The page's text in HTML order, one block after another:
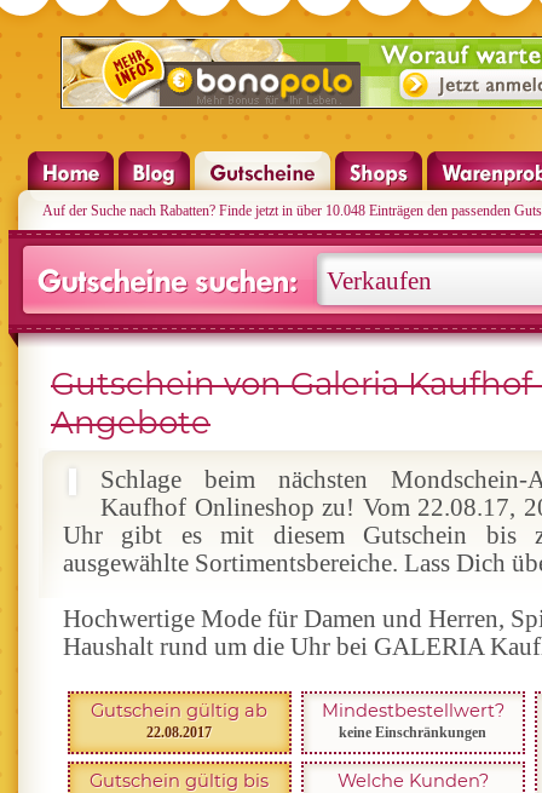
Auf der Suche nach Rabatten? Finde jetzt in über 10.048 Einträgen den passenden
Gutschein von Galeria
Angebote
Schlage beim nächsten
Kaufhof Onlineshop zu! Vom 22.08.17,
Uhr gibt es mit diesem Gutschein bis
ausgewählte Sortimentsbereiche. Lass Dich
Hochwertige Mode für Damen und Herren,
Haushalt rund um die Uhr bei GALERIA
Gutschein gültig ab
22.08.2017
Mindestbestellwert?
keine Einschränkungen
Gutschein gültig bis Welche Kunden?